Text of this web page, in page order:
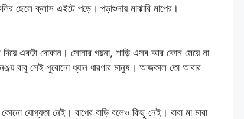
ছেলে ক্লাস এইটে পড়ে। পড়াশুনায় মাঝারি মাপের।
একটা দোকান। সোনার গয়না, শাড়ি এসব আর কোন মেয়ে না
বাবু সেই পুরোনো ধ্যান ধারণার মানুষ। আজকাল তো আবার
যোগ্যতা নেই। বাপের বাড়ি বলেও কিছু নেই। বাবা মা মারা